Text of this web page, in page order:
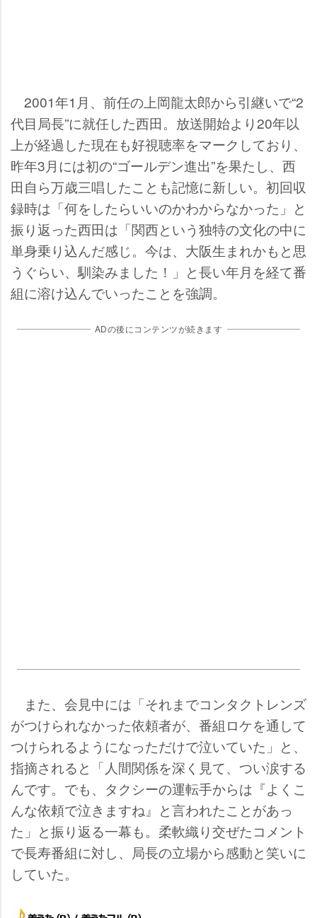
2001年1月、前任の上岡龍太郎から引継いで“2
代目局長”に就任した西田。放送開始より20年以
上が経過した現在も好視聴率をマークしており、
昨年3月には初の“ゴールデン進出”を果たし、西
田自ら万歳三唱したことも記憶に新しい。初回収
録時は「何をしたらいいのかわからなかった」と
振り返った西田は「関西という独特の文化の中に
単身乗り込んだ感じ。今は、大阪生まれかもと思
うぐらい、馴染みました！」と長い年月を経て番
組に溶け込んでいったことを強調。
ADの後にコンテンツが続きます
また、会見中には「それまでコンタクトレンズ
がつけられなかった依頼者が、番組ロケを通して
つけられるようになっただけで泣いていた」と、
指摘されると「人間関係を深く見て、つい涙する
んです。でも、タクシーの運転手からは『よくこ
んな依頼で泣きますね』と言われたことがあっ
た」と振り返る一幕も。柔軟織り交ぜたコメント
で長寿番組に対し、局長の立場から感動と笑いに
していた。